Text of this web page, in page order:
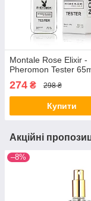
Montale Rose Elixir -
Pheromon Tester
274 ₴ 298 ₴
Купити
Акційні
–8%